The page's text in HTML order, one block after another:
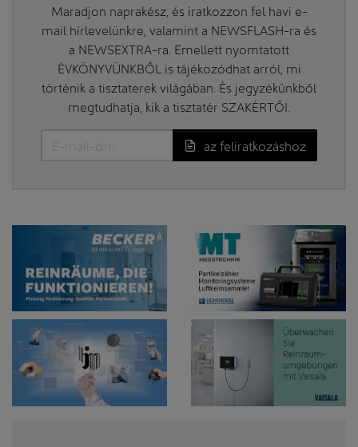
Maradjon naprakész, és iratkozzon fel havi e-
mail hírlevelünkre, valamint a NEWSFLASH-ra és
a NEWSEXTRA-ra. Emellett nyomtatott
ÉVKÖNYVÜNKBŐL is tájékozódhat arról, mi
történik a tisztaterek világában. És jegyzékünkből
megtudhatja, kik a tisztatér SZAKÉRTŐI.
az feliratkozáshoz